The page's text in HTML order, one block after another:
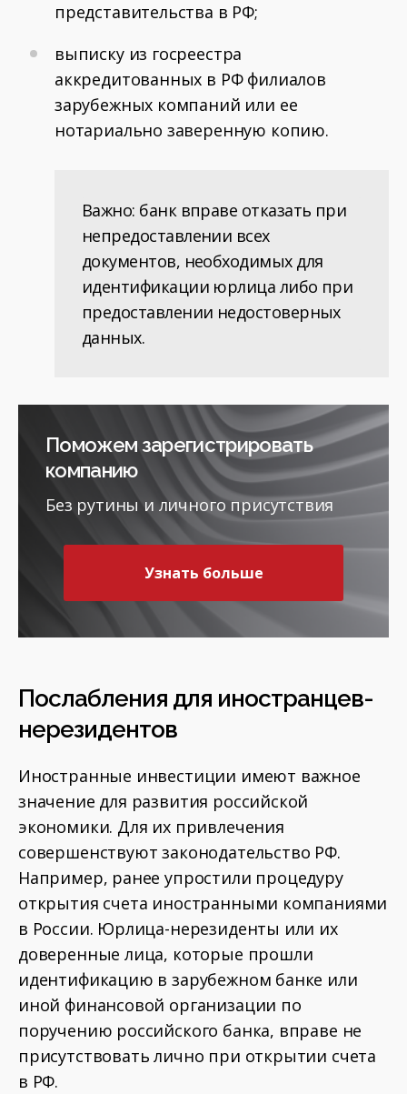
представительства в РФ;
выписку из госреестра
аккредитованных в РФ филиалов
зарубежных компаний или ее
нотариально заверенную копию.
Важно: банк вправе отказать при
непредоставлении всех
документов, необходимых для
идентификации юрлица либо при
предоставлении недостоверных
данных.
Поможем зарегистрировать
компанию
Без рутины и личного присутствия
Узнать больше
Послабления для иностранцев-
нерезидентов
Иностранные инвестиции имеют важное
значение для развития российской
экономики. Для их привлечения
совершенствуют законодательство РФ.
Например, ранее упростили процедуру
открытия счета иностранными компаниями
в России. Юрлица-нерезиденты или их
доверенные лица, которые прошли
идентификацию в зарубежном банке или
иной финансовой организации по
поручению российского банка, вправе не
присутствовать лично при открытии счета
в РФ.